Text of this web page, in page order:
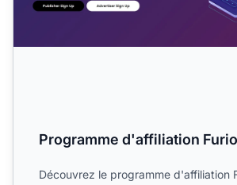
Programme d'affiliation
Découvrez le programme d'affiliation